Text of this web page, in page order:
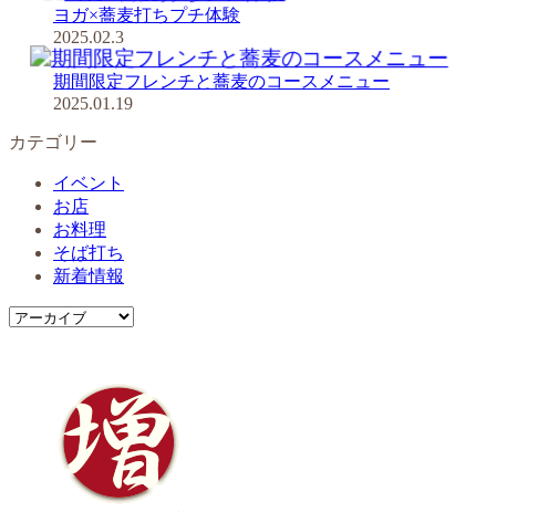
ヨガ×蕎麦打ちプチ体験
2025.02.3
期間限定フレンチと蕎麦のコースメニュー
2025.01.19
カテゴリー
イベント
お店
お料理
そば打ち
新着情報